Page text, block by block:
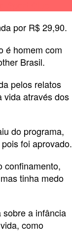
por R$ 29,90.
é homem com
Brasil.
pelos relatos
vida através dos
do programa,
foi aprovado.
confinamento,
tinha medo
a infância
como